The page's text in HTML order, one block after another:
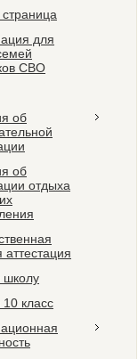
для
СВО
об
об
отдыха
аттестация
класс